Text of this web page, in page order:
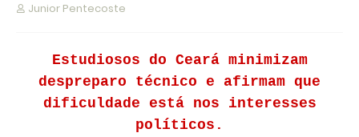
Junior Pentecoste
Estudiosos do Ceará minimizam
despreparo técnico e afirmam que
dificuldade está nos interesses
políticos.